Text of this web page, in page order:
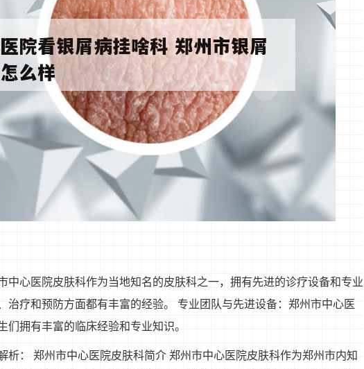
中心医院皮肤科作为当地知名的皮肤科之一，拥有先进的诊疗设备和专业
治疗和预防方面都有丰富的经验。 专业团队与先进设备：郑州市中心医
们拥有丰富的临床经验和专业知识。
析： 郑州市中心医院皮肤科简介 郑州市中心医院皮肤科作为郑州市内知